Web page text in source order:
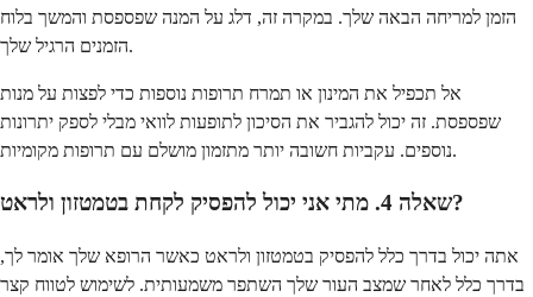
הזמן למריחה הבאה שלך. במקרה זה, דלג על המנה שפספסת והמשך בלוח
הזמנים הרגיל שלך.
אל תכפיל את המינון או תמרח תרופות נוספות כדי לפצות על מנות
שפספסת. זה יכול להגביר את הסיכון לתופעות לוואי מבלי לספק יתרונות
נוספים. עקביות חשובה יותר מתזמון מושלם עם תרופות מקומיות.
שאלה 4. מתי אני יכול להפסיק לקחת בטמטזון ולראט?
אתה יכול בדרך כלל להפסיק בטמטזון ולראט כאשר הרופא שלך אומר לך,
בדרך כלל לאחר שמצב העור שלך השתפר משמעותית. לשימוש לטווח קצר